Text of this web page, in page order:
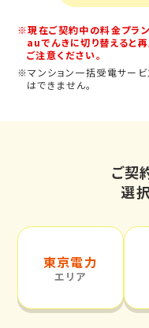
※現在ご契約中の料金プラ
auでんきに切り替えると
ご注意ください。
※マンション一括受電サー
はできません。
ご契
選
東京電力
エリア